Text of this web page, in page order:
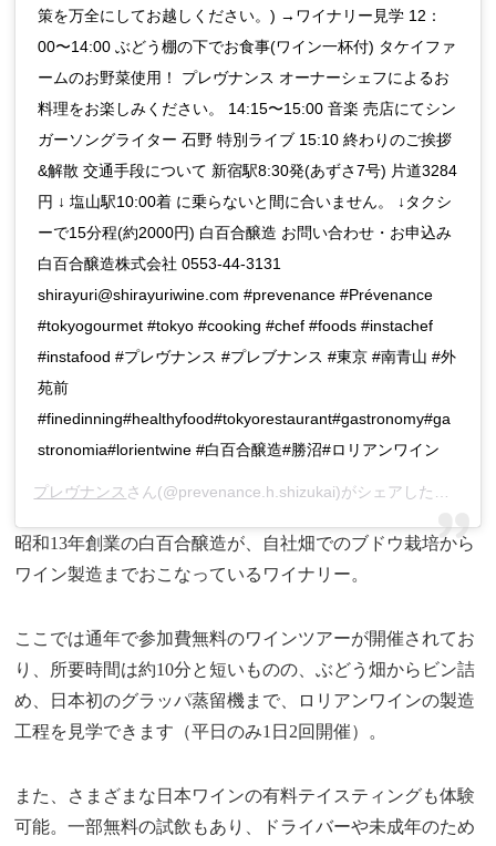
策を万全にしてお越しください。) →ワイナリー見学 12：
00〜14:00 ぶどう棚の下でお食事(ワイン一杯付) タケイファ
ームのお野菜使用！ プレヴナンス オーナーシェフによるお
料理をお楽しみください。 14:15〜15:00 音楽 売店にてシン
ガーソングライター 石野 特別ライブ 15:10 終わりのご挨拶
&解散 交通手段について 新宿駅8:30発(あずさ7号) 片道3284
円 ↓ 塩山駅10:00着 に乗らないと間に合いません。 ↓タクシ
ーで15分程(約2000円) 白百合醸造 お問い合わせ・お申込み
白百合醸造株式会社 0553-44-3131
shirayuri@shirayuriwine.com #prevenance #Prévenance
#tokyogourmet #tokyo #cooking #chef #foods #instachef
#instafood #プレヴナンス #プレブナンス #東京 #南青山 #外
苑前
#finedinning#healthyfood#tokyorestaurant#gastronomy#ga
stronomia#lorientwine #白百合醸造#勝沼#ロリアンワイン
プレヴナンス さん(@prevenance.h.shizukai)がシェアした投稿 –
昭和13年創業の白百合醸造が、自社畑でのブドウ栽培から
ワイン製造までおこなっているワイナリー。
ここでは通年で参加費無料のワインツアーが開催されてお
り、所要時間は約10分と短いものの、ぶどう畑からビン詰
め、日本初のグラッパ蒸留機まで、ロリアンワインの製造
工程を見学できます（平日のみ1日2回開催）。
また、さまざまな日本ワインの有料テイスティングも体験
可能。一部無料の試飲もあり、ドライバーや未成年のため